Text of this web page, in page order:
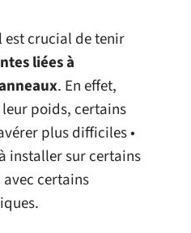
est crucial de tenir
liées à
. En effet,
poids, certains
plus difficiles •
installer sur certains
certains